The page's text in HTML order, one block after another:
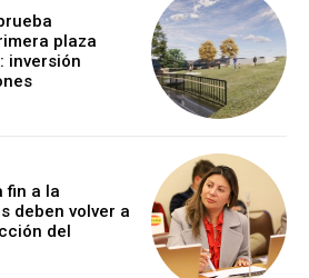
plaza
inversión
fin a la
deben volver a
del